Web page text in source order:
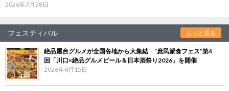
2026年7月28日
フェスティバル もっと見る
絶品屋台グルメが全国各地から大集結 “庶民派食フェス”第4
回「川口×絶品グルメビール＆日本酒祭り2026」を開催
2026年4月15日